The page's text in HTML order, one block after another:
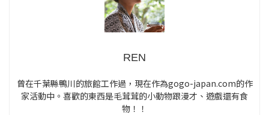
REN
曾在千葉縣鴨川的旅館工作過，現在作為gogo-japan.com的作
家活動中。喜歡的東西是毛茸茸的小動物跟漫才、遊戲還有食
物！！